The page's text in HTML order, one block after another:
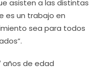
asisten a las distintas
es un trabajo en
sea para todos
años de edad